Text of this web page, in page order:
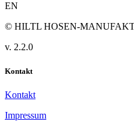
EN
© HILTL HOSEN-
v. 2.2.0
Kontakt
Kontakt
Impressum